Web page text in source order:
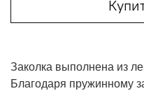
Заколка выполнена из
Благодаря пружинному